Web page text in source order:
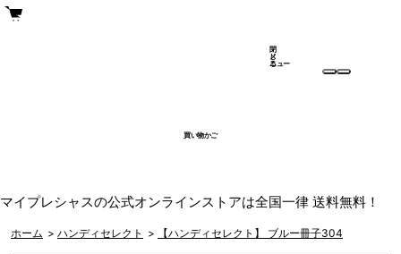
買い物かご
メ
ニュー
閉
じ
る
マイプレシャスの公式オンラインストアは全国一律 送料無料！
ホーム > ハンディセレクト > 【ハンディセレクト】 ブルー冊子304